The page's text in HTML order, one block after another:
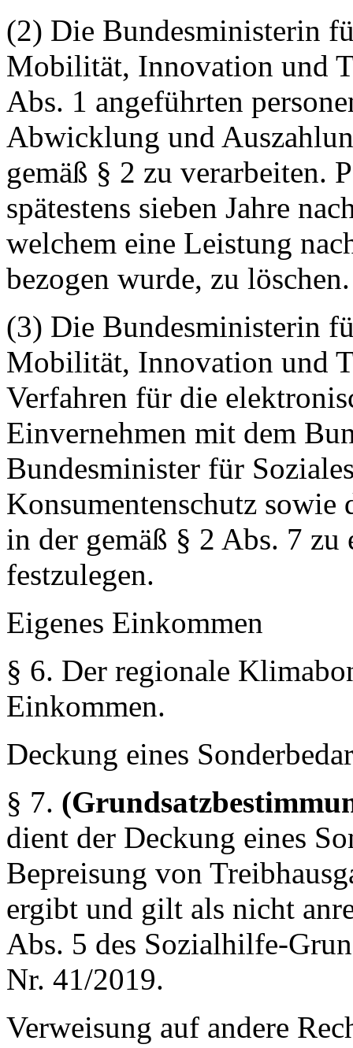
(2) Die Bundesministerin
Mobilität, Innovation und
Abs. 1 angeführten
Abwicklung und
gemäß § 2 zu verarbeiten.
spätestens sieben Jahre
welchem eine Leistung
bezogen wurde, zu löschen.
(3) Die Bundesministerin
Mobilität, Innovation und
Verfahren für die
Einvernehmen mit dem
Bundesminister für
Konsumentenschutz sowie
in der gemäß § 2 Abs. 7 zu
festzulegen.
Eigenes Einkommen
§ 6. Der regionale
Einkommen.
Deckung eines
§ 7.
dient der Deckung eines
Bepreisung von
ergibt und gilt als nicht
Abs. 5 des Sozialhilfe-
Nr. 41/2019.
Verweisung auf andere